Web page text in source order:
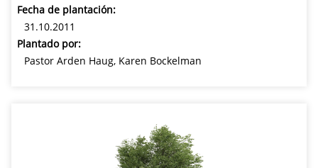
Fecha de plantación:
31.10.2011
Plantado por:
Pastor Arden Haug, Karen Bockelman